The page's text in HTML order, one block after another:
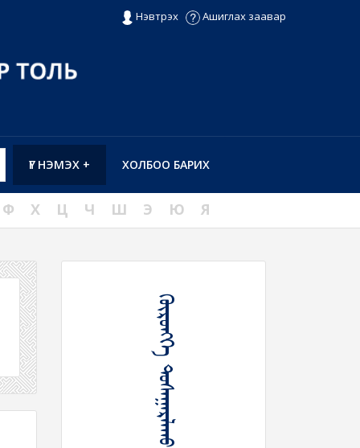
Нэвтрэх Ашиглах заавар
ХОЛБОО БАРИХ
ҮГ НЭМЭХ +
Ф Х Ц Ч Ш Э Ю Я
ᠬᠥᠷᠦᠩᠭᠡ ᠲᠤᠰᠠᠭᠠᠷᠯᠠᠬᠤ